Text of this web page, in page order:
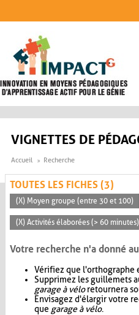
VIGNETTES DE
Accueil Recherche
TOUTES LES FICHES (3)
(X) Moyen groupe (entre 30 et 100)
(X) Activités élaborées (> 60 minutes)
Votre recherche n'a donné
Vérifiez que l'orthographe
Supprimez les guillemets
garage à véloretournera
Envisagez d'élargir votre
que garage à vélo.